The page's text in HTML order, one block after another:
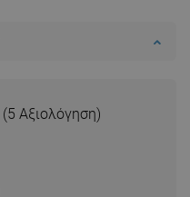
(5 Αξιολόγηση)